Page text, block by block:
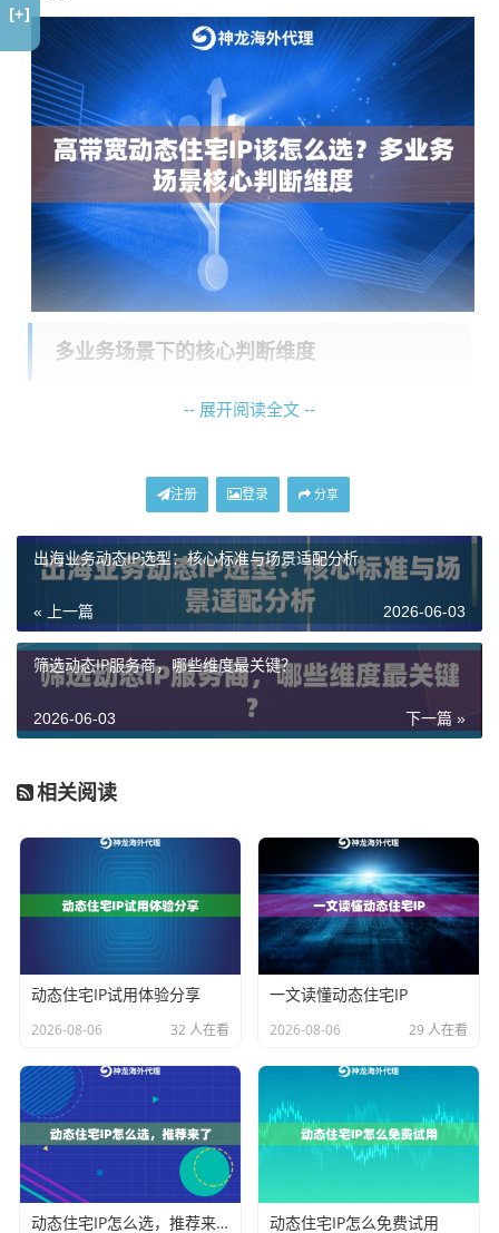
多业务场景下的核心判断维度
面对市场上不同的产品，如何选择最适合自己业务的高
断，这些维度直接关系到业务能否顺畅、稳定且经济地
1. 带宽与流量承载能力：这是“高带宽”最直接的体现。对
于需要采集视频内容、进行大规模数据同步或AI模型训
练数据回传的业务，带宽的大小和流量的限制是首要考
虑因素。理想的服务应提供1Gbps以上的带宽，并且不
限制流量消耗，确保数据洪流不会因网络瓶颈而中断。
2. IP池的规模与纯净度：动态IP意味着IP地址会按一定规
定了在高并发请求下资源的充足性，避免因IP枯竭导致
业务停顿；纯净度则保证了IP的可用性和成功率，避免
因IP被目标网站标记而影响业务效果。每日进行数百万
级别的去重处理是保障纯净度的有效手段。
3. 会话时长与稳定性：
“动态”并不意味着频繁无序地切
会话；对于需要模拟不同用户访问的数据采集，则可以
设置较短的轮换周期。这种灵活性是实现业务精准模拟
的关键。
4. 地理定位的精准性：业务往往有明确的目标市场。服
务是否支持国家、州乃至城市级别的精准定位，决定了
-- 展开阅读全文 --
注册 登录 分享
出海业务动态IP选型：核心标准与场景适配分析
« 上一篇 2026-06-03
筛选动态IP服务商，哪些维度最关键？
下一篇 »
2026-06-03
相关阅读
动态住宅IP试用体验分享
2026-08-06 32 人在看
一文读懂动态住宅IP
2026-08-06 29 人在看
动态住宅IP怎么选，推荐来了 动态住宅IP怎么免费试用
[+]